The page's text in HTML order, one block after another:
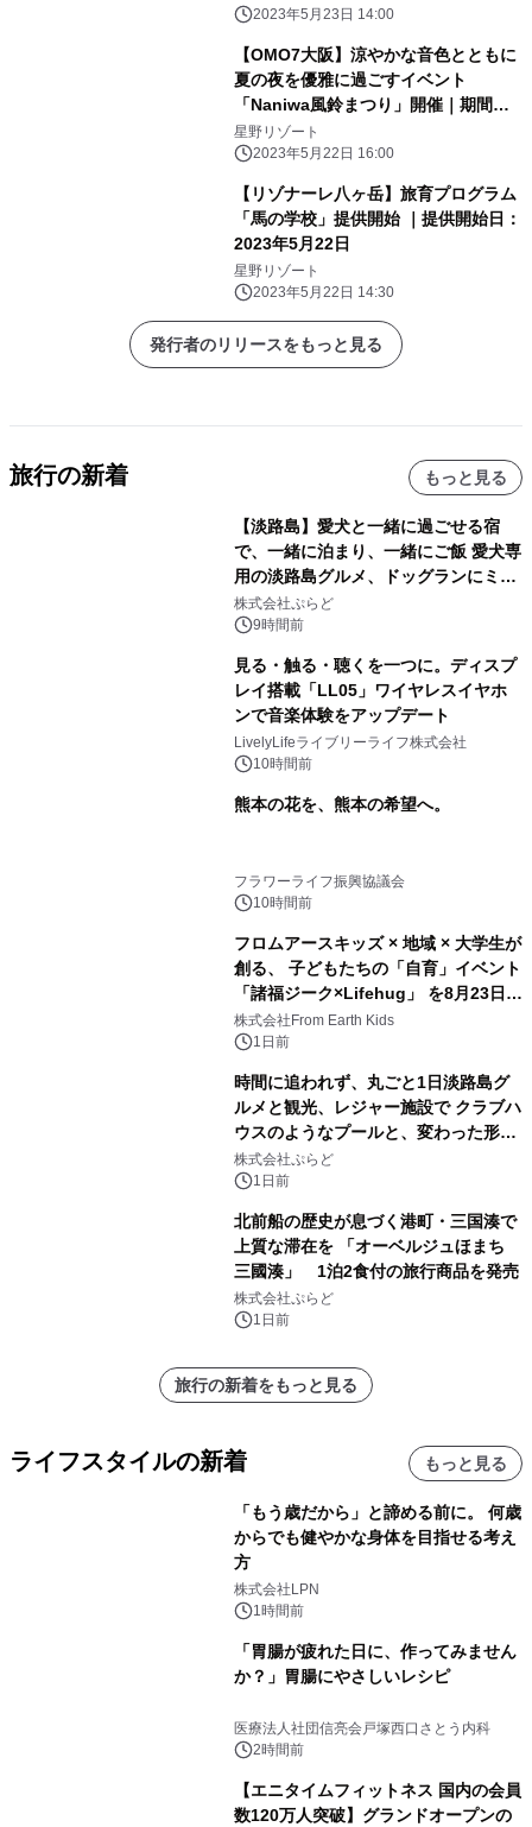
ーグァン)と「つながる」2泊3日の滞
日〜8月31日
2023年5月23日 14:00
【OMO7大阪】涼やかな音色とともに
夏の夜を優雅に過ごすイベント
「Naniwa風鈴まつり」開催｜期間：
2023年6月1日～8月31日
星野リゾート
2023年5月22日 16:00
【リゾナーレ八ヶ岳】旅育プログラム
「馬の学校」提供開始 ｜提供開始日：
2023年5月22日
星野リゾート
2023年5月22日 14:30
発行者のリリースをもっと見る
旅行の新着 もっと見る
【淡路島】愛犬と一緒に過ごせる宿
で、一緒に泊まり、一緒にご飯 愛犬専
用の淡路島グルメ、ドッグランにミニ
プール グランピングとトレーラーハウ
スの2施設で
株式会社ぷらど
9時間前
見る・触る・聴くを一つに。ディスプ
レイ搭載「LL05」ワイヤレスイヤホ
ンで音楽体験をアップデート
LivelyLifeライブリーライフ株式会社
10時間前
熊本の花を、熊本の希望へ。
フラワーライフ振興協議会
10時間前
フロムアースキッズ × 地域 × 大学生が
創る、 子どもたちの「自育」イベント
「諸福ジーク×Lifehug」 を8月23日
(日)開催
株式会社From Earth Kids
1日前
時間に追われず、丸ごと1日淡路島グ
ルメと観光、レジャー施設で クラブハ
ウスのようなプールと、変わった形の
サウナも 「THE BOXY AWAJI」のお
得な素泊まり連泊プランで
株式会社ぷらど
1日前
北前船の歴史が息づく港町・三国湊で
上質な滞在を 「オーベルジュほまち
三國湊」 1泊2食付の旅行商品を発売
株式会社ぷらど
1日前
旅行の新着をもっと見る
ライフスタイルの新着 もっと見る
「もう歳だから」と諦める前に。 何歳
からでも健やかな身体を目指せる考え
方
株式会社LPN
1時間前
「胃腸が疲れた日に、作ってみません
か？」胃腸にやさしいレシピ
医療法人社団信亮会戸塚西口さとう内科
2時間前
【エニタイムフィットネス 国内の会員
数120万人突破】グランドオープンの